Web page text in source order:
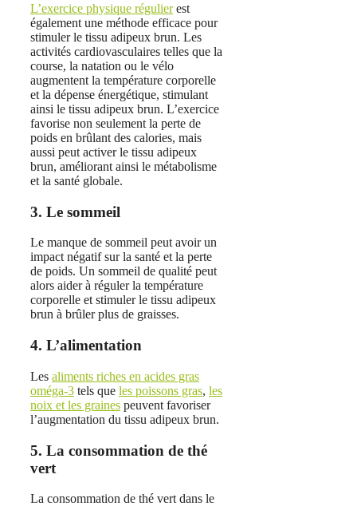
L’exercice physique régulierest
également une méthode efficace pour
stimuler le tissu adipeux brun. Les
activités cardiovasculaires telles que la
course, la natation ou le vélo
augmentent la température corporelle
et la dépense énergétique, stimulant
ainsi le tissu adipeux brun. L’exercice
favorise non seulement la perte de
poids en brûlant des calories, mais
aussi peut activer le tissu adipeux
brun, améliorant ainsi le métabolisme
et la santé globale.
3. Le sommeil
Le manque de sommeil peut avoir un
impact négatif sur la santé et la perte
de poids. Un sommeil de qualité peut
alors aider à réguler la température
corporelle et stimuler le tissu adipeux
brun à brûler plus de graisses.
4. L’alimentation
Les aliments riches en acides gras
oméga-3 tels que les poissons gras, les
noix et les graines peuvent favoriser
l’augmentation du tissu adipeux brun.
5. La consommation de thé
vert
La consommation de thé vert dans le